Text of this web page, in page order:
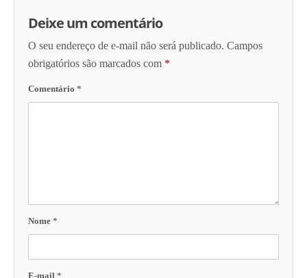
Deixe um comentário
O seu endereço de e-mail não será publicado. Campos
obrigatórios são marcados com *
Comentário *
Nome *
E-mail *